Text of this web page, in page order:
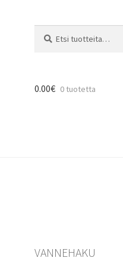
0.00€ 0 tuotetta
VANNEHAKU